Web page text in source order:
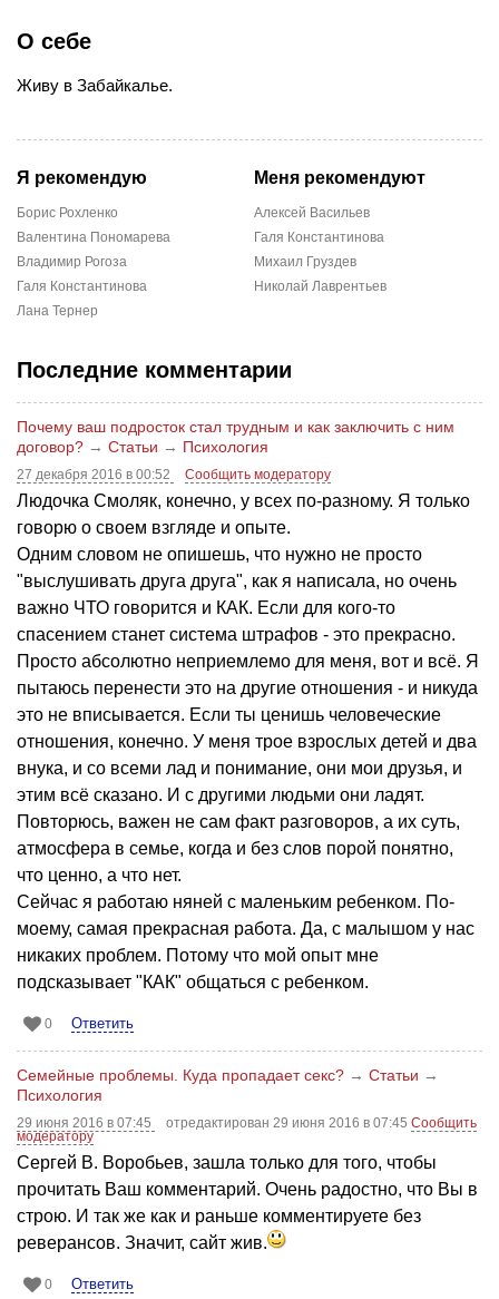
О себе
Живу в Забайкалье.
Я рекомендую
Борис Рохленко
Валентина Пономарева
Владимир Рогоза
Галя Константинова
Лана Тернер
Меня рекомендуют
Алексей Васильев
Галя Константинова
Михаил Груздев
Николай Лаврентьев
Последние комментарии
Почему ваш подросток стал трудным и как заключить с ним
договор? → Статьи → Психология
27 декабря 2016 в 00:52 Сообщить модератору
Людочка Смоляк, конечно, у всех по-разному. Я только
говорю о своем взгляде и опыте.
Одним словом не опишешь, что нужно не просто
"выслушивать друга друга", как я написала, но очень
важно ЧТО говорится и КАК. Если для кого-то
спасением станет система штрафов - это прекрасно.
Просто абсолютно неприемлемо для меня, вот и всё. Я
пытаюсь перенести это на другие отношения - и никуда
это не вписывается. Если ты ценишь человеческие
отношения, конечно. У меня трое взрослых детей и два
внука, и со всеми лад и понимание, они мои друзья, и
этим всё сказано. И с другими людьми они ладят.
Повторюсь, важен не сам факт разговоров, а их суть,
атмосфера в семье, когда и без слов порой понятно,
что ценно, а что нет.
Сейчас я работаю няней с маленьким ребенком. По-
моему, самая прекрасная работа. Да, с малышом у нас
никаких проблем. Потому что мой опыт мне
подсказывает "КАК" общаться с ребенком.
0 Ответить
Семейные проблемы. Куда пропадает секс​​? → Статьи →
Психология
29 июня 2016 в 07:45 отредактирован 29 июня 2016 в 07:45 Сообщить
модератору
Сергей В. Воробьев, зашла только для того, чтобы
прочитать Ваш комментарий. Очень радостно, что Вы в
строю. И так же как и раньше комментируете без
реверансов. Значит, сайт жив.
0 Ответить